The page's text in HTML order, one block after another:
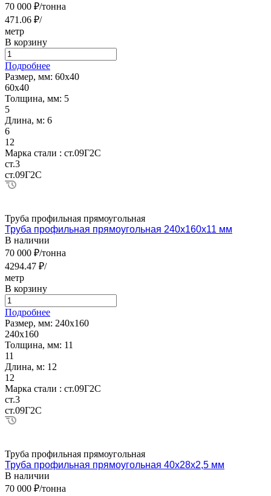
70 000 ₽/тонна
471.06 ₽/
метр
В корзину
Подробнее
Размер, мм: 60х40
60х40
Толщина, мм: 5
5
Длина, м: 6
6
12
Марка стали : ст.09Г2С
ст.3
ст.09Г2С
Труба профильная прямоугольная
Труба профильная прямоугольная 240х160х11 мм
В наличии
70 000 ₽/тонна
4294.47 ₽/
метр
В корзину
Подробнее
Размер, мм: 240х160
240х160
Толщина, мм: 11
11
Длина, м: 12
12
Марка стали : ст.09Г2С
ст.3
ст.09Г2С
Труба профильная прямоугольная
Труба профильная прямоугольная 40х28х2,5 мм
В наличии
70 000 ₽/тонна